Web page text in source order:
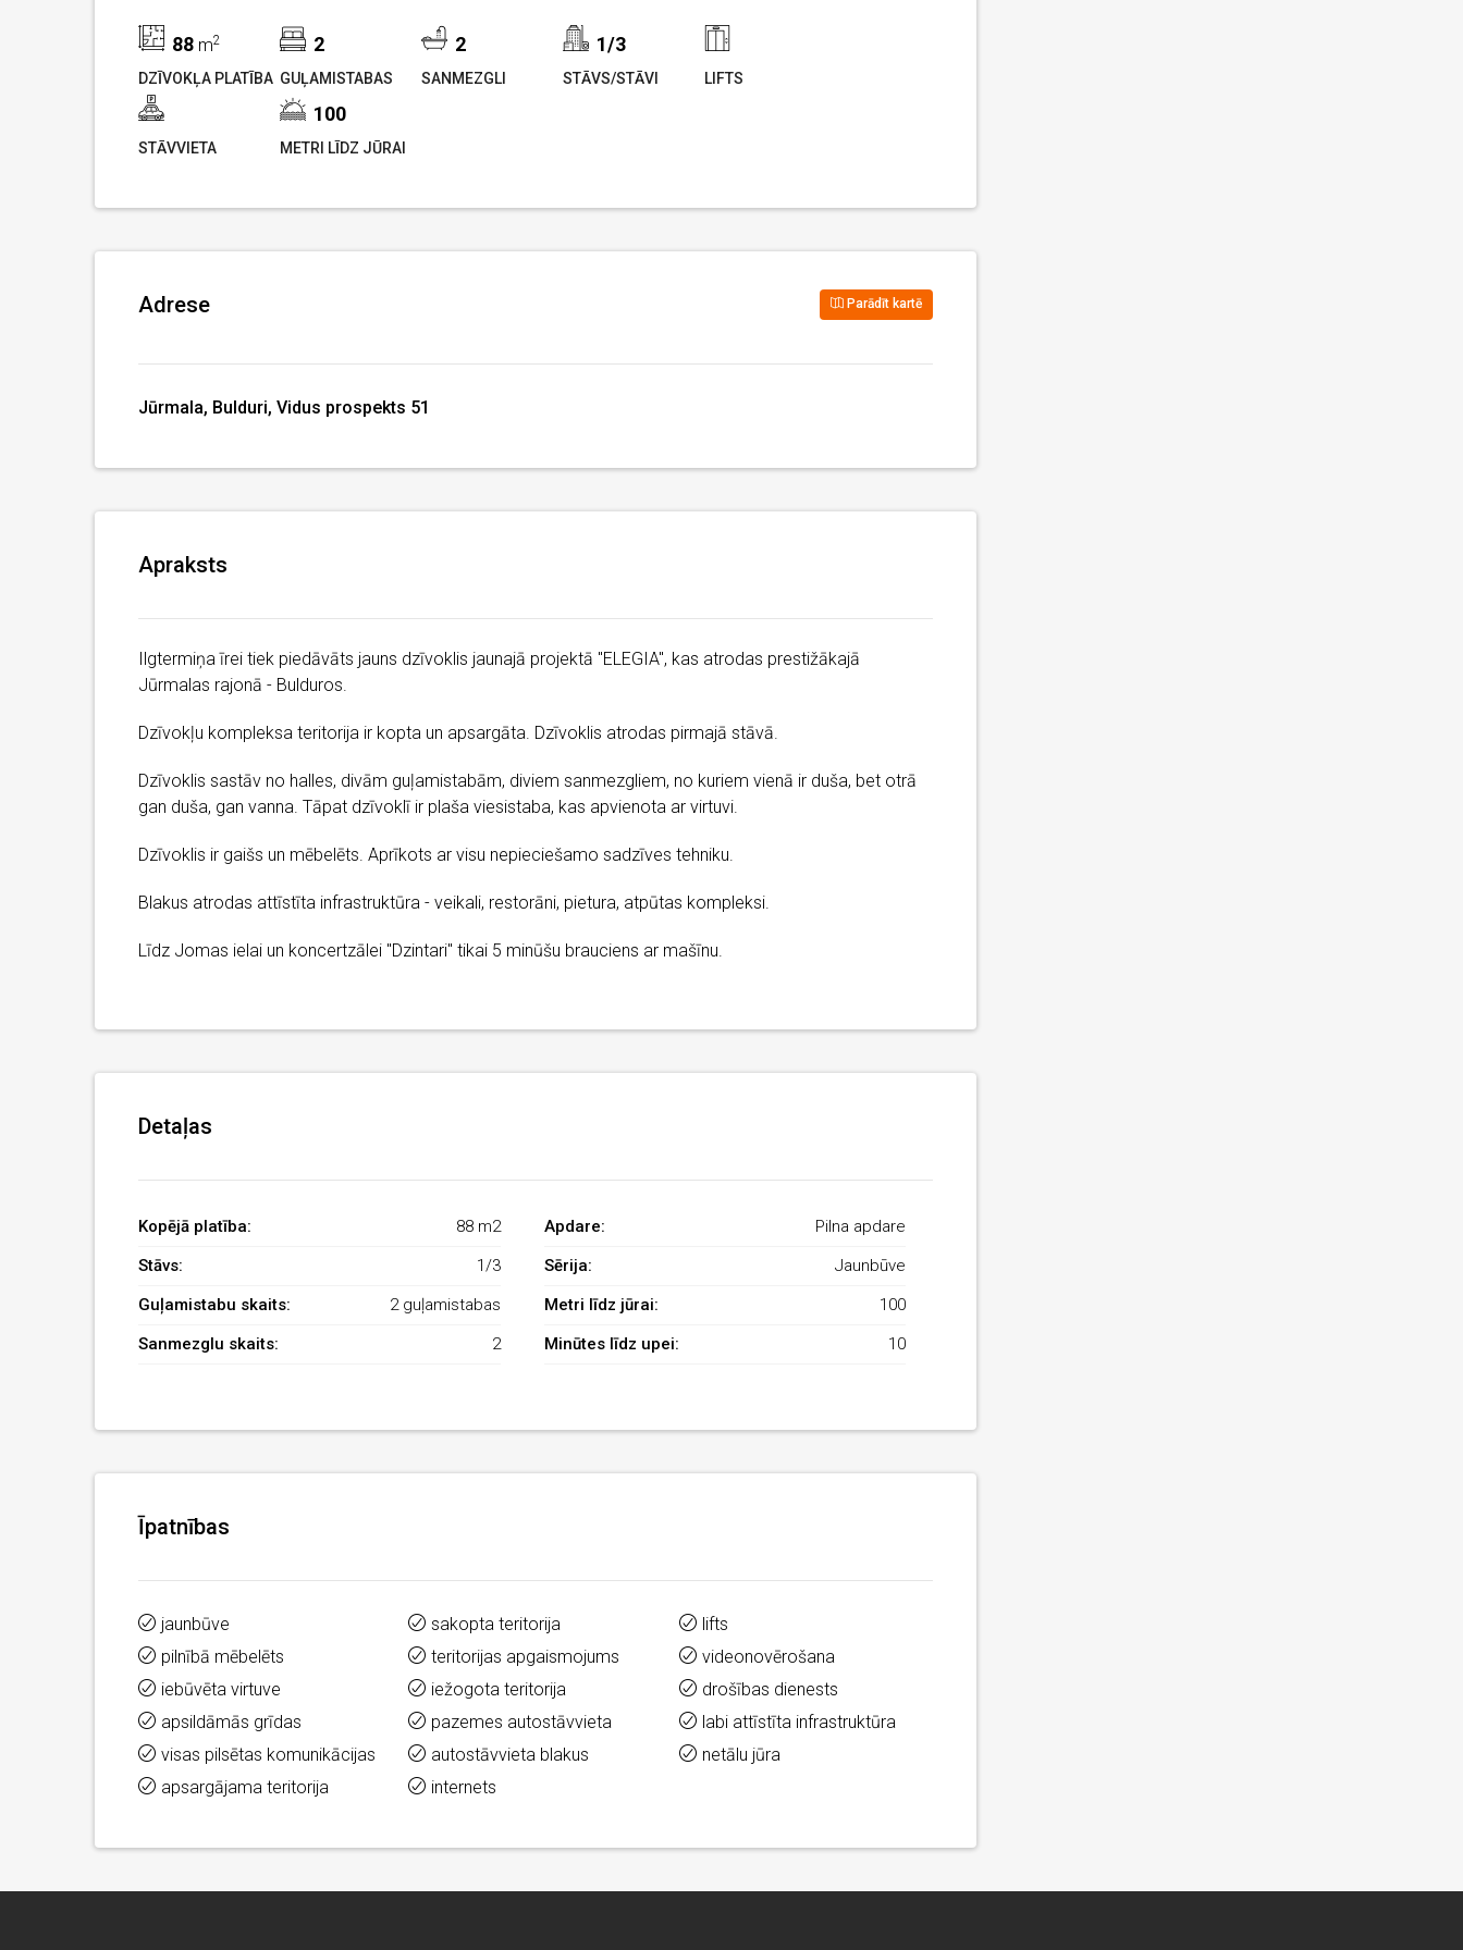
88 m2
DZĪVOKĻA PLATĪBA
2
GUĻAMISTABAS
2
SANMEZGLI
1/3
STĀVS/STĀVI LIFTS
STĀVVIETA
100
METRI LĪDZ JŪRAI
Adrese Parādīt kartē
Jūrmala, Bulduri, Vidus prospekts 51
Apraksts
Ilgtermiņa īrei tiek piedāvāts jauns dzīvoklis jaunajā projektā "ELEGIA", kas atrodas prestižākajā
Jūrmalas rajonā - Bulduros.
Dzīvokļu kompleksa teritorija ir kopta un apsargāta. Dzīvoklis atrodas pirmajā stāvā.
Dzīvoklis sastāv no halles, divām guļamistabām, diviem sanmezgliem, no kuriem vienā ir duša, bet otrā
gan duša, gan vanna. Tāpat dzīvoklī ir plaša viesistaba, kas apvienota ar virtuvi.
Dzīvoklis ir gaišs un mēbelēts. Aprīkots ar visu nepieciešamo sadzīves tehniku.
Blakus atrodas attīstīta infrastruktūra - veikali, restorāni, pietura, atpūtas kompleksi.
Līdz Jomas ielai un koncertzālei "Dzintari" tikai 5 minūšu brauciens ar mašīnu.
Detaļas
Kopējā platība:
88 m2
Stāvs:
1/3
Guļamistabu skaits:
2 guļamistabas
Sanmezglu skaits:
2
Apdare:
Pilna apdare
Sērija:
Jaunbūve
Metri līdz jūrai:
100
Minūtes līdz upei:
10
Īpatnības
jaunbūve
pilnībā mēbelēts
iebūvēta virtuve
apsildāmās grīdas
visas pilsētas komunikācijas
apsargājama teritorija
sakopta teritorija
teritorijas apgaismojums
iežogota teritorija
pazemes autostāvvieta
autostāvvieta blakus
internets
lifts
videonovērošana
drošības dienests
labi attīstīta infrastruktūra
netālu jūra